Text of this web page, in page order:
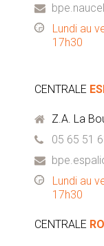
Lundi au
17h30
CENTRALE
Z.A. La
05 65 51
Lundi au
17h30
CENTRALE